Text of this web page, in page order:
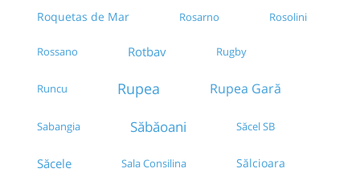
Roquetas de Mar Rosarno Rosolini
Rossano Rotbav Rugby
Runcu Rupea Rupea Gară
Sabangia Săbăoani Săcel SB
Săcele Sala Consilina Sălcioara